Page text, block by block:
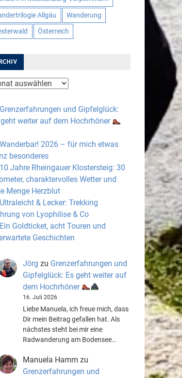
Allgäu Wanderung
Österreich
Grenzerfahrungen und Gipfelglück:
geht weiter auf dem Hochrhöner
Wanderbar! 2026 – für mich etwas
besonderes
10 Jahre Rheingauer Klostersteig: 30
charaktervolles Wetter und
Menge Herzblut
Ultraleicht & Lecker: Trekking
von Lyophilise & Co
Ein Goldticket, acht Touren und
Geschichten
Jörg zu Grenzerfahrungen und
Gipfelglück: Es geht weiter auf
dem Hochrhöner
16. Juli 2026
Liebe Manuela, ich freue mich, dass
Dir mein Beitrag gefallen hat. Als
nächstes steht bei mir eine
Radwanderung am Bodensee…
Manuela Hamm zu
Grenzerfahrungen und